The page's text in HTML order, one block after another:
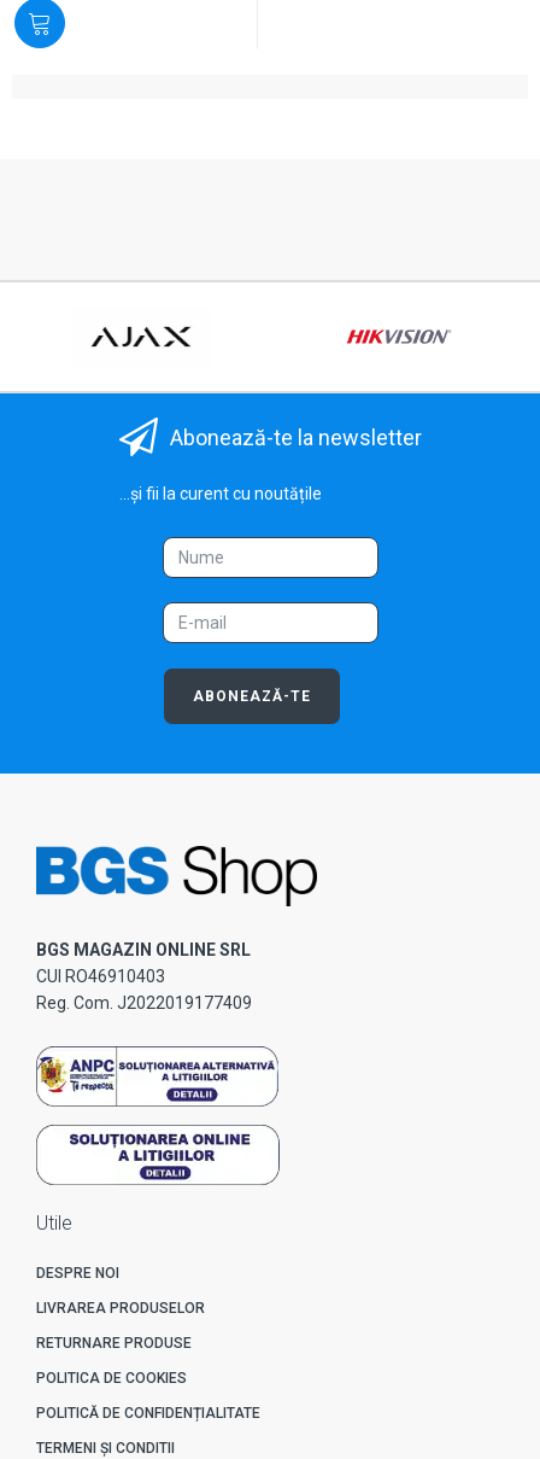
Abonează-te la newsletter
...și fii la curent cu noutățile
ABONEAZĂ-TE
BGS MAGAZIN ONLINE SRL
CUI RO46910403
Reg. Com. J2022019177409
Utile
DESPRE NOI
LIVRAREA PRODUSELOR
RETURNARE PRODUSE
POLITICA DE COOKIES
POLITICĂ DE CONFIDENȚIALITATE
TERMENI ȘI CONDITII